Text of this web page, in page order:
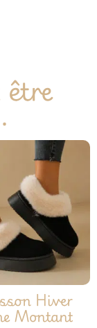
Hiver
Montant